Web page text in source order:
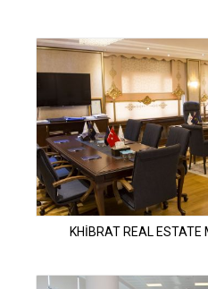
KHİBRAT REAL ESTATE